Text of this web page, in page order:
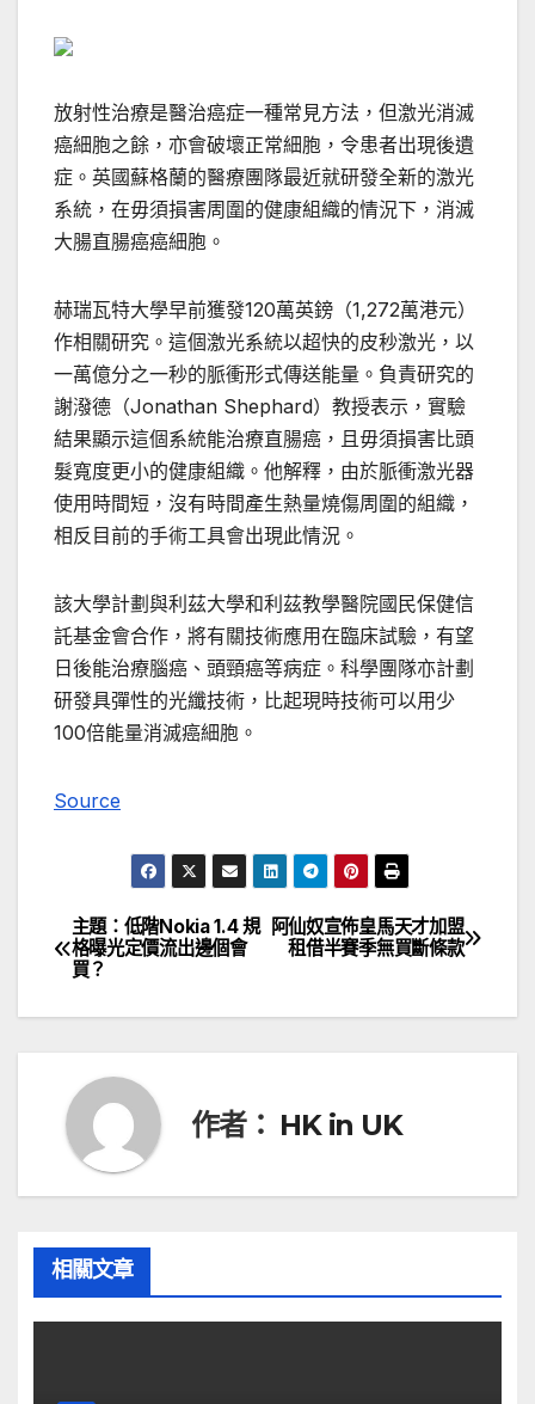
放射性治療是醫治癌症一種常見方法，但激光消滅
癌細胞之餘，亦會破壞正常細胞，令患者出現後遺
症。英國蘇格蘭的醫療團隊最近就研發全新的激光
系統，在毋須損害周圍的健康組織的情況下，消滅
大腸直腸癌癌細胞。
赫瑞瓦特大學早前獲發120萬英鎊（1,272萬港元）
作相關研究。這個激光系統以超快的皮秒激光，以
一萬億分之一秒的脈衝形式傳送能量。負責研究的
謝潑德（Jonathan Shephard）教授表示，實驗
結果顯示這個系統能治療直腸癌，且毋須損害比頭
髮寬度更小的健康組織。他解釋，由於脈衝激光器
使用時間短，沒有時間產生熱量燒傷周圍的組織，
相反目前的手術工具會出現此情況。
該大學計劃與利茲大學和利茲教學醫院國民保健信
託基金會合作，將有關技術應用在臨床試驗，有望
日後能治療腦癌、頭頸癌等病症。科學團隊亦計劃
研發具彈性的光纖技術，比起現時技術可以用少
100倍能量消滅癌細胞。
Source
文
章
覽
阿仙奴宣佈皇馬天才加盟
租借半賽季無買斷條款
主題：低階Nokia 1.4 規
格曝光定價流出邊個會
買？
作者： HK in UK
相關文章